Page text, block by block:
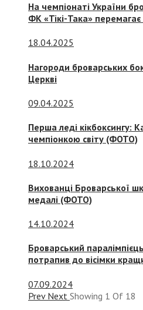
На чемпіонаті України
ФК «Тікі-Така»
18.04.2025
Нагороди броварських
Церкві
09.04.2025
Перша леді кікбоксингу:
чемпіонкою світу (ФОТО)
18.10.2024
Вихованці Броварської
медалі (ФОТО)
14.10.2024
Броварський
потрапив до вісімки
07.09.2024
Prev Next Showing 1 Of 18